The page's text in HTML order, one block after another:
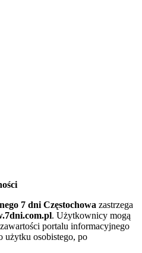
7 dni Częstochowa zastrzega
. Użytkownicy mogą
portalu informacyjnego
użytku osobistego, po